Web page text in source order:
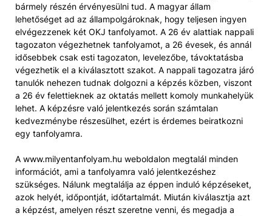
bármely részén érvényesülni tud. A magyar állam
lehetőséget ad az állampolgároknak, hogy teljesen ingyen
elvégezzenek két OKJ tanfolyamot. A 26 év alattiak nappali
tagozaton végezhetnek tanfolyamot, a 26 évesek, és annál
idősebbek csak esti tagozaton, levelezőbe, távoktatásba
végezhetik el a kiválasztott szakot. A nappali tagozatra járó
tanulók nehezen tudnak dolgozni a képzés közben, viszont
a 26 év felettieknek az oktatás mellett komoly munkahelyük
lehet. A képzésre való jelentkezés során számtalan
kedvezménybe részesülhet, ezért is érdemes beiratkozni
egy tanfolyamra.
A www.milyentanfolyam.hu weboldalon megtalál minden
információt, ami a tanfolyamra való jelentkezéshez
szükséges. Nálunk megtalálja az éppen induló képzéseket,
azok helyét, időpontját, időtartalmát. Miután kiválasztja azt
a képzést, amelyen részt szeretne venni, és megadja a